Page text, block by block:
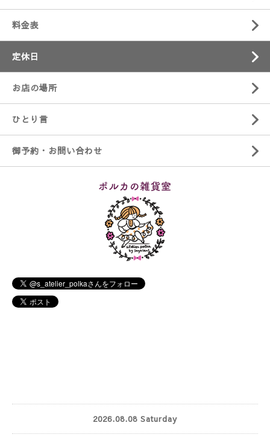
料金表
定休日
お店の場所
ひとり言
御予約・お問い合わせ
2026.08.08 Saturday